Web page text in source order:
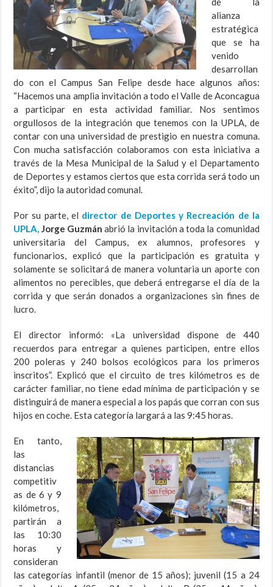
alianza
estratégica
que se ha
venido
desarrollan
do con el Campus San Felipe desde hace algunos años:
“Hacemos una amplia invitación a todo el Valle de Aconcagua
a participar en esta actividad familiar. Nos sentimos
orgullosos de la integración que tenemos con la UPLA, de
contar con una universidad de prestigio en nuestra comuna.
Con mucha satisfacción colaboramos con esta iniciativa a
través de la Mesa Municipal de la Salud y el Departamento
de Deportes y estamos ciertos que esta corrida será todo un
éxito”, dijo la autoridad comunal.
Por su parte, el director de Deportes y Recreación de la
UPLA, Jorge Guzmán abrió la invitación a toda la comunidad
universitaria del Campus, ex alumnos, profesores y
funcionarios, explicó que la participación es gratuita y
solamente se solicitará de manera voluntaria un aporte con
alimentos no perecibles, que deberá entregarse el día de la
corrida y que serán donados a organizaciones sin fines de
lucro.
El director informó: «La universidad dispone de 440
recuerdos para entregar a quienes participen, entre ellos
200 poleras y 240 bolsos ecológicos para los primeros
inscritos”. Explicó que el circuito de tres kilómetros es de
carácter familiar, no tiene edad mínima de participación y se
distinguirá de manera especial a los papás que corran con sus
hijos en coche. Esta categoría largará a las 9:45 horas.
En tanto,
las
distancias
competitiv
as de 6 y 9
kilómetros,
partirán a
las 10:30
horas y
consideran
las categorías infantil (menor de 15 años); juvenil (15 a 24